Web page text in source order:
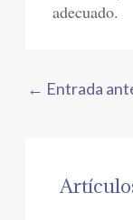
adecuado.
← Entrada